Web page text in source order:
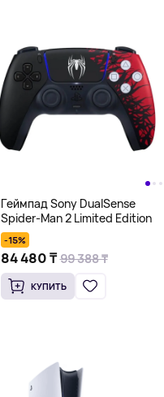
Геймпад Sony DualSense
Spider-Man 2 Limited Edition
-15%
84 480 ₸ 99 388 ₸
КУПИТЬ